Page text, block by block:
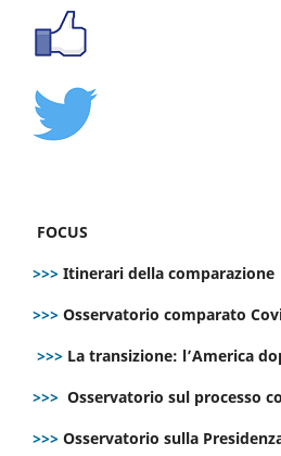
FOCUS
>>> Itinerari della comparazione
>>> Osservatorio comparato
>>> La transizione: l’America
>>> Osservatorio sul processo
>>> Osservatorio sulla